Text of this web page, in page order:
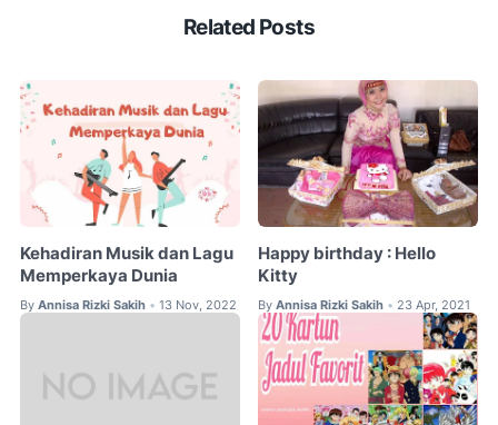
Related Posts
Kehadiran Musik dan Lagu
Memperkaya Dunia
By Annisa Rizki Sakih • 13 Nov, 2022
Happy birthday : Hello
Kitty
By Annisa Rizki Sakih • 23 Apr, 2021